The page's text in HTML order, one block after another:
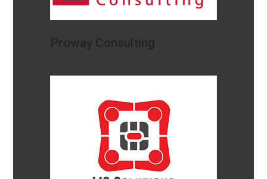
Proway Consulting